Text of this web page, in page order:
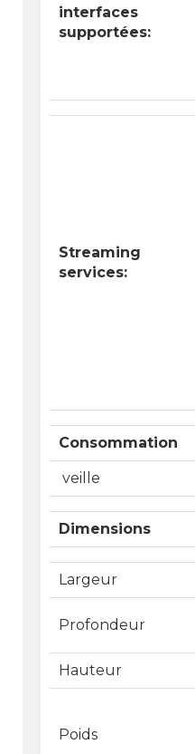
interfaces
supportées:
Streaming
services:
Consommation
veille
Dimensions
Largeur
Profondeur
Hauteur
Poids